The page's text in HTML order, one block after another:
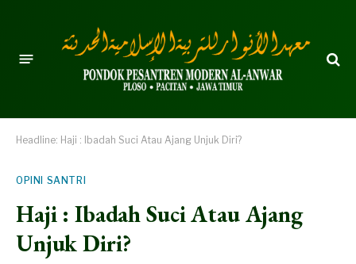
Headline: Haji : Ibadah Suci Atau Ajang Unjuk Diri?
OPINI SANTRI
Haji : Ibadah Suci Atau Ajang
Unjuk Diri?